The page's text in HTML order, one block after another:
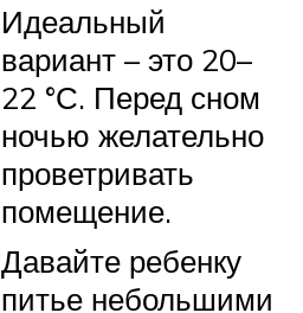
Идеальный
вариант – это 20–
22 °С. Перед сном
ночью желательно
проветривать
помещение.
Давайте ребенку
питье небольшими